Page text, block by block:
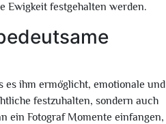
Ewigkeit festgehalten werden.
es ihm ermöglicht, emotionale und
festzuhalten, sondern auch
ein Fotograf Momente einfangen,